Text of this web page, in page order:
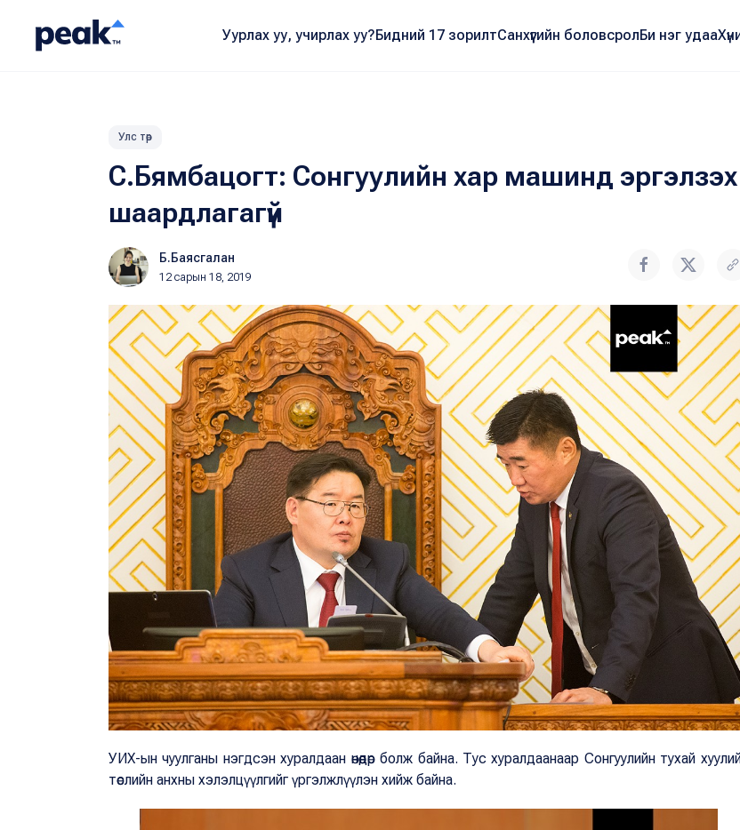
Уурлах уу, учирлах уу?Бидний 17 зорилтСанхүүгийн боловсролБи нэг удаа
Улс төр
С.Бямбацогт: Сонгуулийн хар машинд эргэлзэх
шаардлагагүй
Б.Баясгалан
12 сарын 18, 2019
УИХ-ын чуулганы нэгдсэн хуралдаан өнөөдөр болж байна. Тус хуралдаанаар Сонгуулийн тухай
төслийн анхны хэлэлцүүлгийг үргэлжлүүлэн хийж байна.